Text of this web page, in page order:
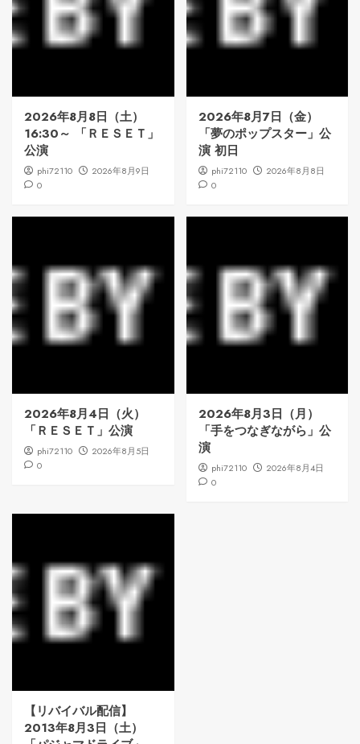
2026年8月8日（土）
16:30～ 「ＲＥＳＥＴ」
公演
phi72110
2026年8月9日
0
2026年8月7日（金）
「夢のポップスター」公
演 初日
phi72110
2026年8月8日
0
2026年8月4日（火）
「ＲＥＳＥＴ」公演
phi72110
2026年8月5日
0
2026年8月3日（月）
「手をつなぎながら」公
演
phi72110
2026年8月4日
0
【リバイバル配信】
2013年8月3日（土）